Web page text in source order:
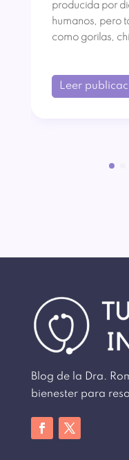
producida por
humanos, pero
como gorilas,
Leer
Blog de la Dra.
bienester para